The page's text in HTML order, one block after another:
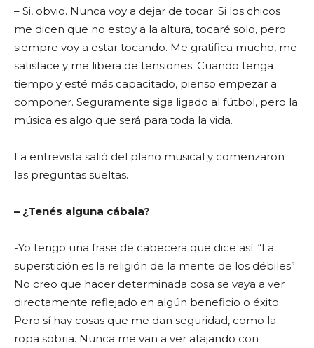
– Si, obvio. Nunca voy a dejar de tocar. Si los chicos
me dicen que no estoy a la altura, tocaré solo, pero
siempre voy a estar tocando. Me gratifica mucho, me
satisface y me libera de tensiones. Cuando tenga
tiempo y esté más capacitado, pienso empezar a
componer. Seguramente siga ligado al fútbol, pero la
música es algo que será para toda la vida.
La entrevista salió del plano musical y comenzaron
las preguntas sueltas.
– ¿Tenés alguna cábala?
-Yo tengo una frase de cabecera que dice así: “La
superstición es la religión de la mente de los débiles”.
No creo que hacer determinada cosa se vaya a ver
directamente reflejado en algún beneficio o éxito.
Pero sí hay cosas que me dan seguridad, como la
ropa sobria. Nunca me van a ver atajando con